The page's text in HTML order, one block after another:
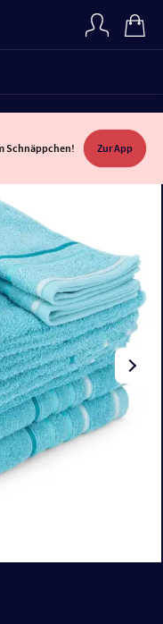
Schnäppchen! Zur App